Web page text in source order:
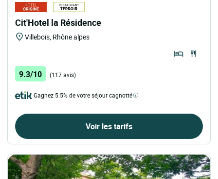
Cit'Hotel la Résidence
Villebois, Rhône alpes
9.3/10 (117 avis)
Gagnez 5.5% de votre séjour cagnotté
Voir les tarifs